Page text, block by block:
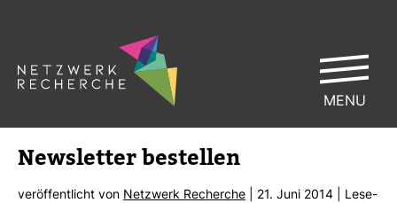
News­letter bestellen
ver­öf­fent­licht von Netz­werk Recherche | 21. Juni 2014 | Lese­
MENU